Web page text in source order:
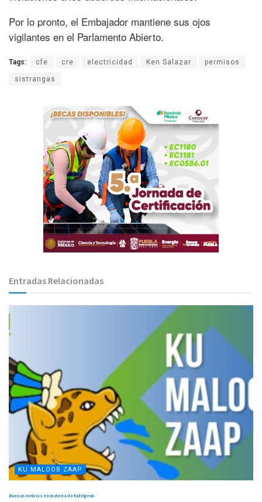
Por lo pronto, el Embajador mantiene sus ojos
vigilantes en el Parlamento Abierto.
Tags: cfe cre electricidad Ken Salazar permisos
sistrangas
Entradas Relacionadas
KU MALOOB ZAAP
Buenas noticias en materia de hidrógeno